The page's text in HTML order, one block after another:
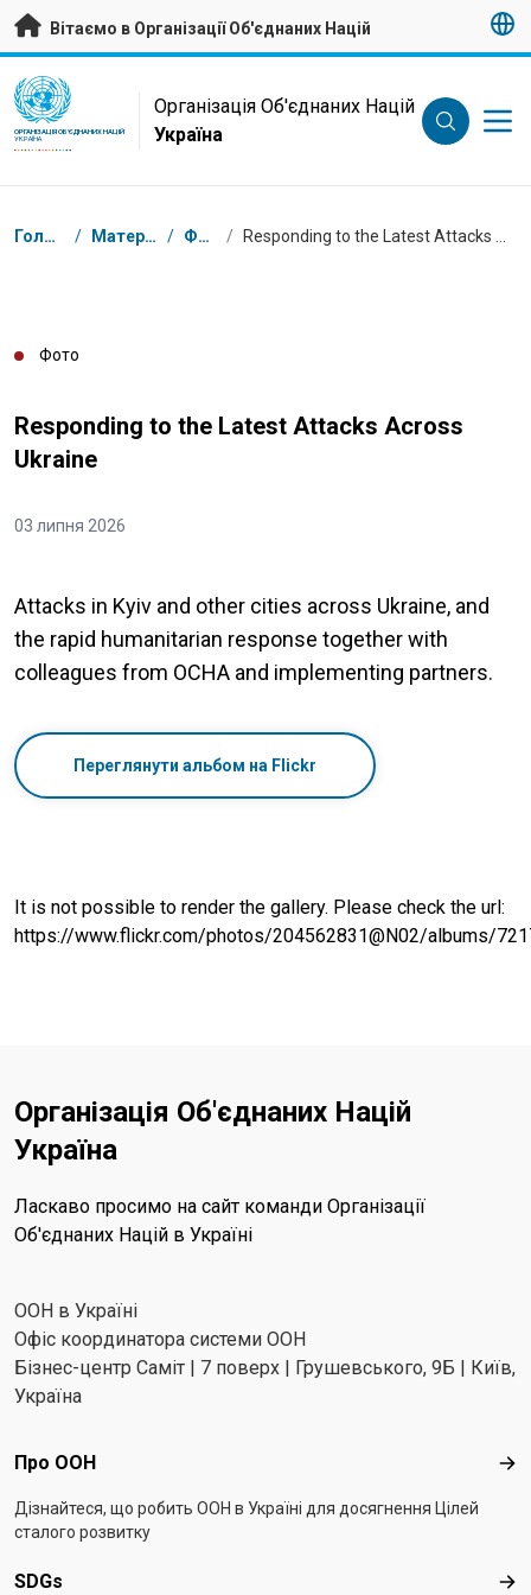
Перейти на головну сторінку
Вітаємо в Організації Об'єднаних Націй
UN Logo
ОРГАНІЗАЦІЯ ОБ'ЄДНАНИХ НАЦІЙ
УКРАЇНА
Організація Об'єднаних Націй
Україна
Низка
Головна / Матеріали / Фото /
Фото
Responding to the Latest Attacks Across
Ukraine
03 липня 2026
Attacks in Kyiv and other cities across Ukraine, and
the rapid humanitarian response together with
colleagues from OCHA and implementing partners.
Переглянути альбом на Flickr
It is not possible to render the gallery. Please check the url:
https://www.flickr.com/photos/204562831@N02/albums/
Організація Об'єднаних Націй
Україна
Ласкаво просимо на сайт команди Організації
Об'єднаних Націй в Україні
ООН в Україні
Офіс координатора системи ООН
Бізнес-центр Саміт | 7 поверх | Грушевського, 9Б | Київ,
Україна
Footer menu
Про ООН
Дізнайтеся, що робить ООН в Україні для досягнення Цілей
сталого розвитку
SDGs